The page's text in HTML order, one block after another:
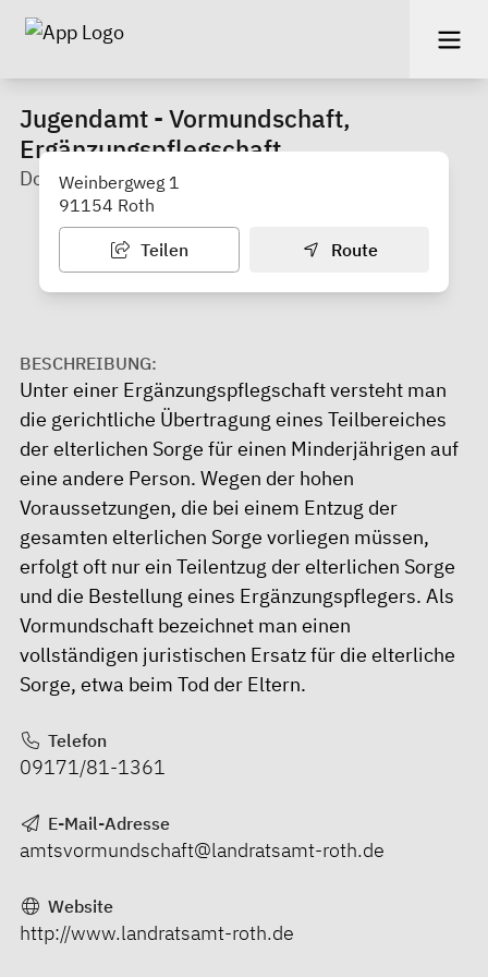
Jugendamt - Vormundschaft,
Ergänzungspflegschaft
Doris Menini
Weinbergweg 1
91154 Roth
Teilen Route
BESCHREIBUNG:
Unter einer Ergänzungspflegschaft versteht man
die gerichtliche Übertragung eines Teilbereiches
der elterlichen Sorge für einen Minderjährigen auf
eine andere Person. Wegen der hohen
Voraussetzungen, die bei einem Entzug der
gesamten elterlichen Sorge vorliegen müssen,
erfolgt oft nur ein Teilentzug der elterlichen Sorge
und die Bestellung eines Ergänzungspflegers. Als
Vormundschaft bezeichnet man einen
vollständigen juristischen Ersatz für die elterliche
Sorge, etwa beim Tod der Eltern.
Telefon
09171/81-1361
E-Mail-Adresse
amtsvormundschaft@landratsamt-roth.de
Website
http://www.landratsamt-roth.de